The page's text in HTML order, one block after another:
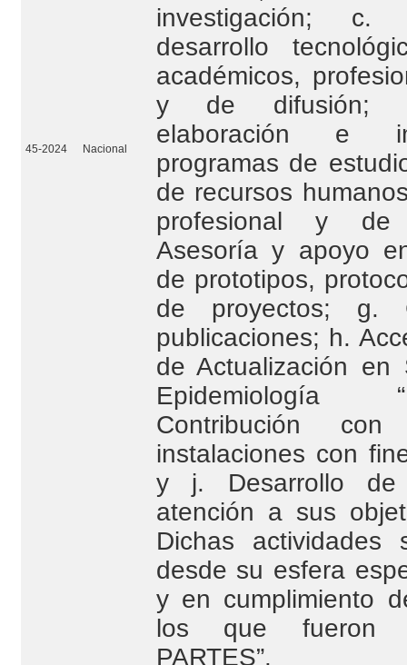
45-2024 Nacional
investigación; c.
desarrollo
académicos,
y de difusión;
elaboración e
programas de
de recursos
profesional y de
Asesoría y apoyo
de prototipos,
de proyectos; g.
publicaciones; h.
de Actualización en
Epidemiología
Contribución
instalaciones con
y j. Desarrollo de
atención a sus
Dichas actividades
desde su esfera
y en cumplimiento
los que fueron
PARTES”.